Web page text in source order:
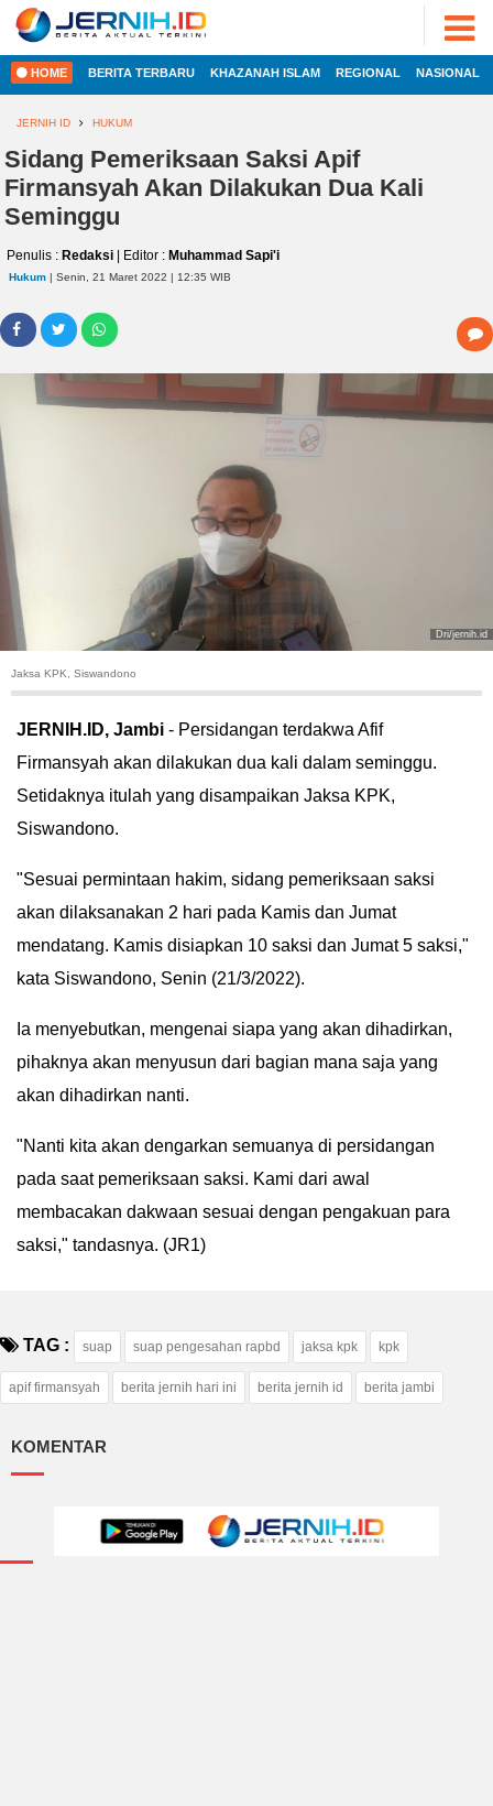
HOME
REGIONAL
INTERNASIONAL
EKOBIS
KHAZANAH
LEISUR
TEKNOLOGI
OTOMOTIF
HIBURAN
IN
DEPTH
OPINI
INFOGRAFIS
ADVERTORIAL
ADVERTORIAL
FOTO
VIDEO
PESONA
JAMBI
PESONA
INDONESIA
DUNIA
HEALTH
PROPERTY
LIFESTYLE
2022
JERNIH.ID
•
Developed
HOME BERITA TERBARU KHAZANAH ISLAM REGIONAL NASIONAL
JERNIH ID HUKUM
Sidang Pemeriksaan Saksi Apif
Firmansyah Akan Dilakukan Dua Kali
Seminggu
Penulis : Redaksi | Editor : Muhammad Sapi'i
Hukum | Senin, 21 Maret 2022 | 12:35 WIB
Dri/jernih.id
Jaksa KPK, Siswandono
JERNIH.ID, Jambi - Persidangan terdakwa Afif
Firmansyah akan dilakukan dua kali dalam seminggu.
Setidaknya itulah yang disampaikan Jaksa KPK,
Siswandono.
"Sesuai permintaan hakim, sidang pemeriksaan saksi
akan dilaksanakan 2 hari pada Kamis dan Jumat
mendatang. Kamis disiapkan 10 saksi dan Jumat 5 saksi,"
kata Siswandono, Senin (21/3/2022).
Ia menyebutkan, mengenai siapa yang akan dihadirkan,
pihaknya akan menyusun dari bagian mana saja yang
akan dihadirkan nanti.
"Nanti kita akan dengarkan semuanya di persidangan
pada saat pemeriksaan saksi. Kami dari awal
membacakan dakwaan sesuai dengan pengakuan para
saksi," tandasnya. (JR1)
TAG : suap suap pengesahan rapbd jaksa kpk kpk
apif firmansyah berita jernih hari ini berita jernih id berita jambi
KOMENTAR